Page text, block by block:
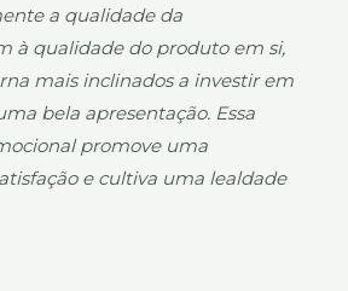
a qualidade da
à qualidade do produto em si,
mais inclinados a investir em
bela apresentação. Essa
promove uma
e cultiva uma lealdade